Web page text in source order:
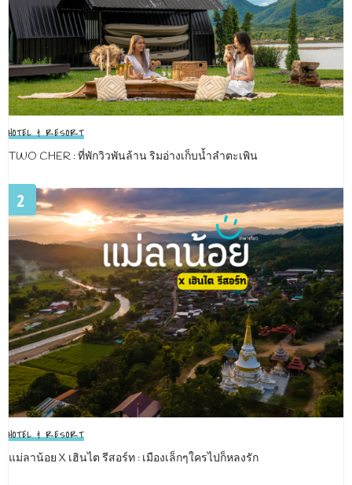
HOTEL & RESORT
TWO CHER : ที่พักวิวพันล้าน ริมอ่างเก็บน้ำลำตะเพิน
2
HOTEL & RESORT
แม่ลาน้อย X เฮินไต รีสอร์ท : เมืองเล็กๆใครไปก็หลงรัก